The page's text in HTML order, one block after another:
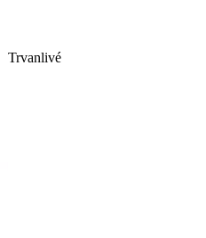
Trvanlivé